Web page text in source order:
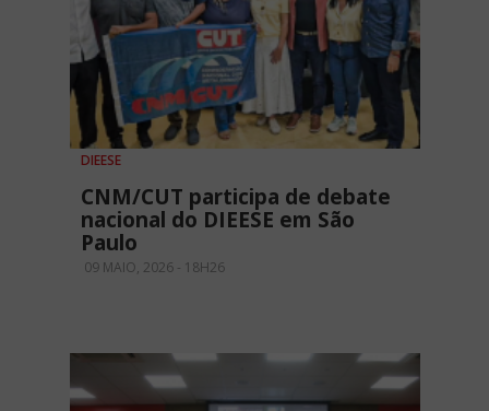
DIEESE
CNM/CUT participa de debate
nacional do DIEESE em São
Paulo
09 MAIO, 2026 - 18H26